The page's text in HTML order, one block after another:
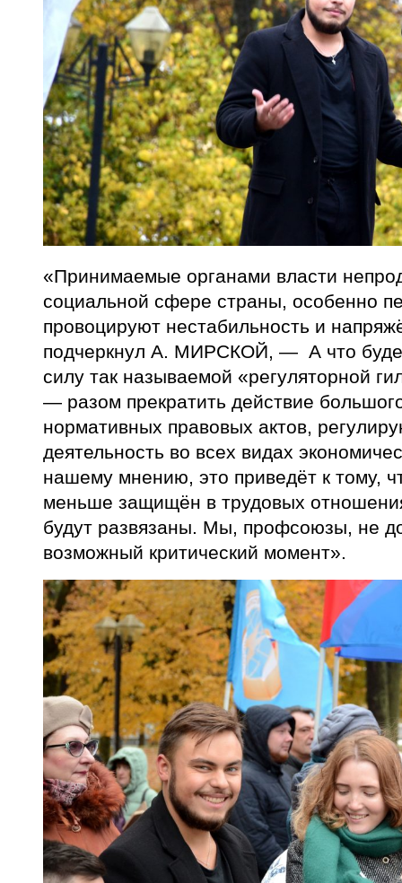
«Принимаемые органами власти
социальной сфере страны, особенно
провоцируют нестабильность и
подчеркнул А. МИРСКОЙ, — А что
силу так называемой «регуляторной
— разом прекратить действие
нормативных правовых актов,
деятельность во всех видах
нашему мнению, это приведёт к тому,
меньше защищён в трудовых
будут развязаны. Мы, профсоюзы, не
возможный критический момент».